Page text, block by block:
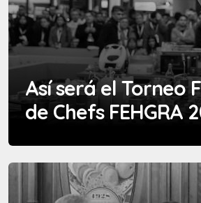
Así será el Torneo
de Chefs FEHGRA